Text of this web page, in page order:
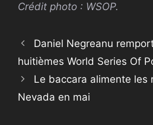
Crédit photo : WSOP.
Daniel Negreanu
huitièmes World Series Of
Le baccara alimente les
Nevada en mai